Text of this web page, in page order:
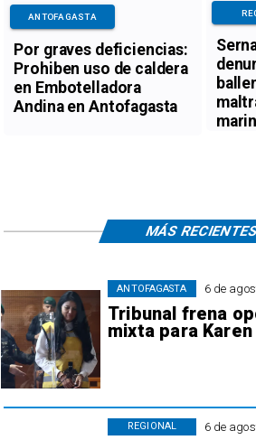
Por graves deficiencias:
Prohiben uso de caldera
en Embotelladora
Andina en Antofagasta
ANTOFAGASTA
6 de
Tribunal frena
mixta para
ANTOFAGASTA
6 de
REGIONAL
MÁS